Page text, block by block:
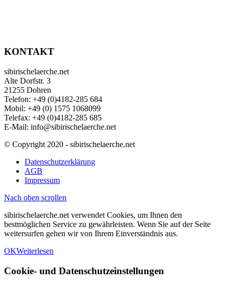
KONTAKT
sibirischelaerche.net
Alte Dorfstr. 3
21255 Dohren
Telefon: +49 (0)4182-285 684
Mobil: +49 (0) 1575 1068099
Telefax: +49 (0)4182-285 685
E-Mail: info@sibirischelaerche.net
© Copyright 2020 - sibirischelaerche.net
Datenschutzerklärung
AGB
Impressum
Nach oben scrollen
sibirischelaerche.net verwendet Cookies, um Ihnen den
bestmöglichen Service zu gewährleisten. Wenn Sie auf der Seite
weitersurfen gehen wir von Ihrem Einverständnis aus.
OKWeiterlesen
Cookie- und Datenschutzeinstellungen